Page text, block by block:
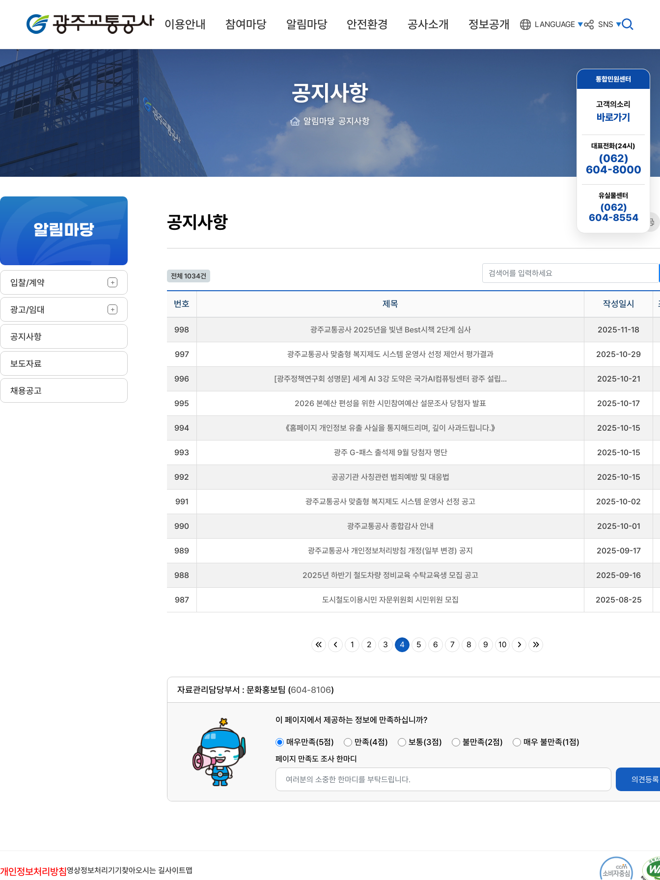
광주교통공사
이용안내 참여마당 알림마당 안전환경 공사소개 정보공개 LANGUAGE SNS
검
색
열
통합민원센터
고객의소리
바로가기
대표전화(24시)
(062)
604-8000
유실물센터
(062)
604-8554
공지사항
알림마당 공지사항
공유
링크
프린
트
알림마당
입찰/계약
광고/임대
공지사항
보도자료
채용공고
본
공지사항
전체 1034건
사
시
트
타
번호 제목 작성일시
998 광주교통공사 2025년을 빛낸 Best시책 2단계 심사 2025-11-18
997 광주교통공사 맞춤형 복지제도 시스템 운영사 선정 제안서 평가결과 2025-10-29
996 [광주정책연구회 성명문] 세계 AI 3강 도약은 국가AI컴퓨팅센터 광주 설립... 2025-10-21
995 2026 본예산 편성을 위한 시민참여예산 설문조사 당첨자 발표 2025-10-17
994 《홈페이지 개인정보 유출 사실을 통지해드리며, 깊이 사과드립니다.》 2025-10-15
993 광주 G-패스 출석제 9월 당첨자 명단 2025-10-15
992 공공기관 사칭관련 범죄예방 및 대응법 2025-10-15
991 광주교통공사 맞춤형 복지제도 시스템 운영사 선정 공고 2025-10-02
990 광주교통공사 종합감사 안내 2025-10-01
989 광주교통공사 개인정보처리방침 개정(일부 변경) 공지 2025-09-17
988 2025년 하반기 철도차량 정비교육 수탁교육생 모집 공고 2025-09-16
987 도시철도이용시민 자문위원회 시민위원 모집 2025-08-25
1 2 3 4 5 6 7 8 9 10
자료관리담당부서 : 문화홍보팀 (604-8106)
이 페이지에서 제공하는 정보에 만족하십니까?
매우만족(5점) 만족(4점) 보통(3점) 불만족(2점) 매우 불만족(1점)
페이지 만족도 조사 한마디
의견등록
개인정보처리방침영상정보처리기기찾아오시는 길사이트맵